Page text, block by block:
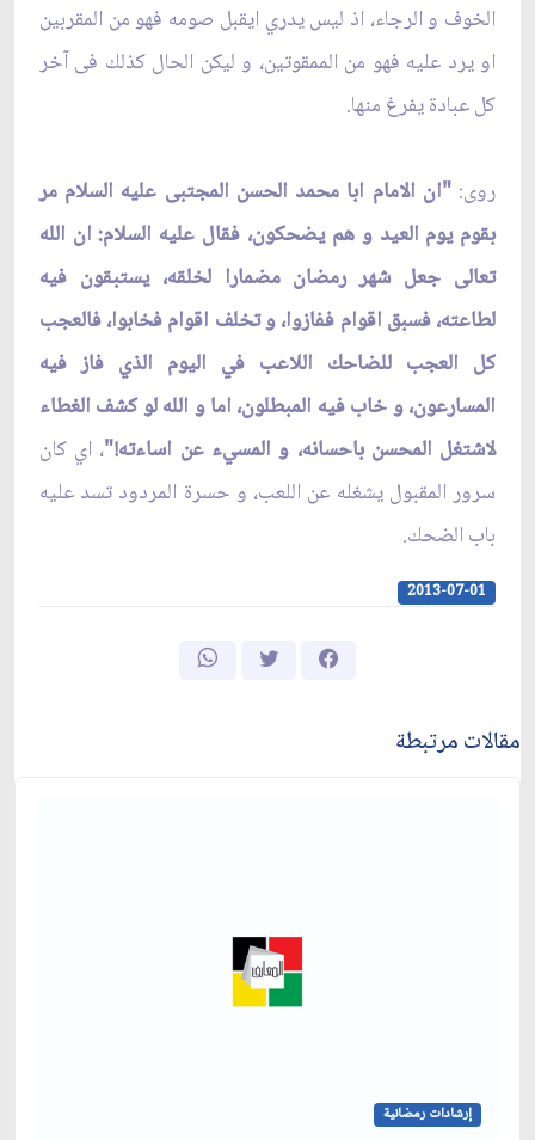
الخوف و الرجاء، اذ ليس يدري ايقبل صومه فهو من المقربين
او يرد عليه فهو من الممقوتين، و ليكن الحال كذلك فى آخر
كل عبادة يفرغ منها.
روى:"ان الامام ابا محمد الحسن المجتبى عليه السلام مر
بقوم يوم العيد و هم يضحكون، فقال عليه السلام: ان الله
تعالى جعل شهر رمضان مضمارا لخلقه، يستبقون فيه
لطاعته، فسبق اقوام ففازوا، و تخلف اقوام فخابوا، فالعجب
كل العجب للضاحك اللاعب في اليوم الذي فاز فيه
المسارعون، و خاب فيه المبطلون، اما و الله لو كشف الغطاء
لاشتغل المحسن باحسانه، و المسي‏ء عن اساءته!"، اي كان
سرور المقبول يشغله عن اللعب، و حسرة المردود تسد عليه
باب الضحك.
2013-07-01
مقالات مرتبطة
إرشادات رمضانية